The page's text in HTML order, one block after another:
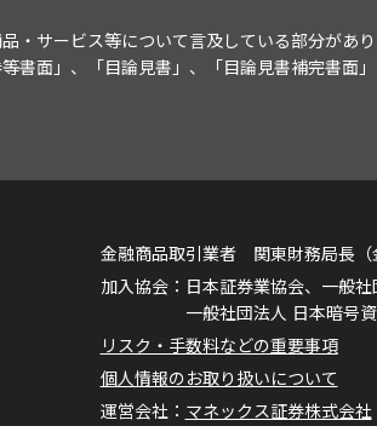
・サービス等について言及している部分があ
書面」、「目論見書」、「目論見書補完書面
金融商品取引業者 関東財務局長（
日本証券業協会、一般
一般社団法人 日本暗号
リスク・手数料などの重要事項
個人情報のお取り扱いについて
マネックス証券株式会社